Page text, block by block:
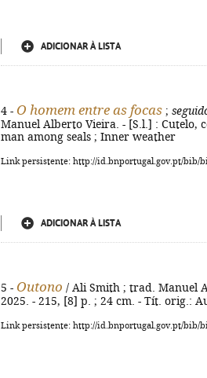
ADICIONAR À LISTA
4 - O homem entre as focas ;
Manuel Alberto Vieira. - [S.l.] : Cutelo,
man among seals ; Inner weather
Link persistente: http://id.bnportugal.gov.pt/bib/
ADICIONAR À LISTA
5 - Outono / Ali Smith ; trad. Manuel
2025. - 215, [8] p. ; 24 cm. - Tít. orig.:
Link persistente: http://id.bnportugal.gov.pt/bib/